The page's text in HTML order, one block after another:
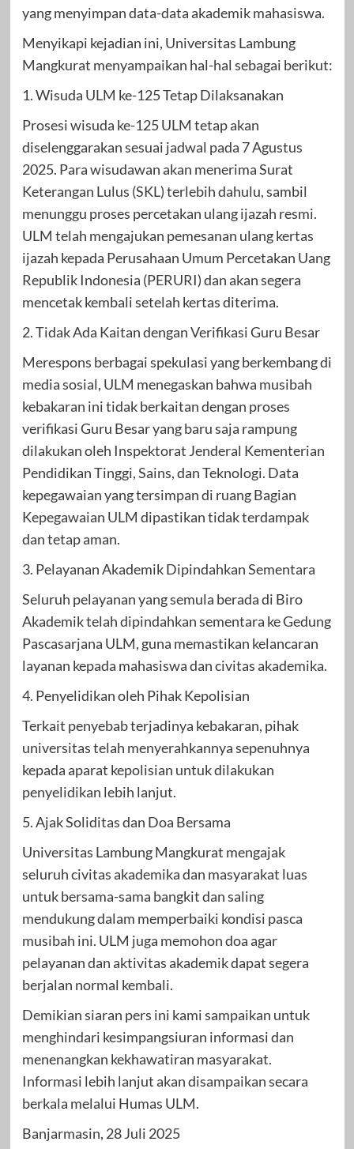
yang menyimpan data-data akademik mahasiswa.
Menyikapi kejadian ini, Universitas Lambung
Mangkurat menyampaikan hal-hal sebagai berikut:
1. Wisuda ULM ke-125 Tetap Dilaksanakan
Prosesi wisuda ke-125 ULM tetap akan
diselenggarakan sesuai jadwal pada 7 Agustus
2025. Para wisudawan akan menerima Surat
Keterangan Lulus (SKL) terlebih dahulu, sambil
menunggu proses percetakan ulang ijazah resmi.
ULM telah mengajukan pemesanan ulang kertas
ijazah kepada Perusahaan Umum Percetakan Uang
Republik Indonesia (PERURI) dan akan segera
mencetak kembali setelah kertas diterima.
2. Tidak Ada Kaitan dengan Verifikasi Guru Besar
Merespons berbagai spekulasi yang berkembang di
media sosial, ULM menegaskan bahwa musibah
kebakaran ini tidak berkaitan dengan proses
verifikasi Guru Besar yang baru saja rampung
dilakukan oleh Inspektorat Jenderal Kementerian
Pendidikan Tinggi, Sains, dan Teknologi. Data
kepegawaian yang tersimpan di ruang Bagian
Kepegawaian ULM dipastikan tidak terdampak
dan tetap aman.
3. Pelayanan Akademik Dipindahkan Sementara
Seluruh pelayanan yang semula berada di Biro
Akademik telah dipindahkan sementara ke Gedung
Pascasarjana ULM, guna memastikan kelancaran
layanan kepada mahasiswa dan civitas akademika.
4. Penyelidikan oleh Pihak Kepolisian
Terkait penyebab terjadinya kebakaran, pihak
universitas telah menyerahkannya sepenuhnya
kepada aparat kepolisian untuk dilakukan
penyelidikan lebih lanjut.
5. Ajak Soliditas dan Doa Bersama
Universitas Lambung Mangkurat mengajak
seluruh civitas akademika dan masyarakat luas
untuk bersama-sama bangkit dan saling
mendukung dalam memperbaiki kondisi pasca
musibah ini. ULM juga memohon doa agar
pelayanan dan aktivitas akademik dapat segera
berjalan normal kembali.
Demikian siaran pers ini kami sampaikan untuk
menghindari kesimpangsiuran informasi dan
menenangkan kekhawatiran masyarakat.
Informasi lebih lanjut akan disampaikan secara
berkala melalui Humas ULM.
Banjarmasin, 28 Juli 2025